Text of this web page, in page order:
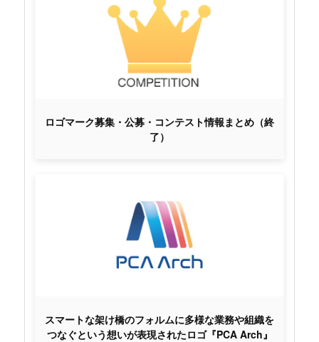
ロゴマーク募集・公募・コンテスト情報まとめ（終
了）
スマートな架け橋のフォルムに多様な業務や組織を
つなぐという想いが表現されたロゴ『PCA Arch』